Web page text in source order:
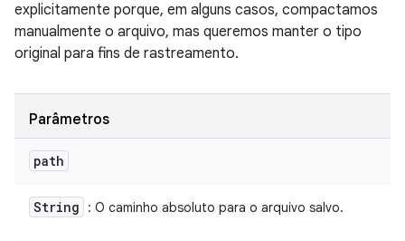
explicitamente porque, em alguns casos, compactamos
manualmente o arquivo, mas queremos manter o tipo
original para fins de rastreamento.
Parâmetros
path
String : O caminho absoluto para o arquivo salvo.